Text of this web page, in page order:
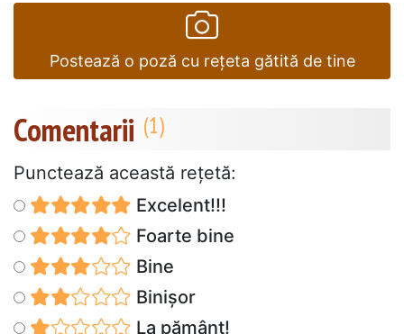
Postează o poză cu rețeta gătită de tine
Comentarii
Punctează această reţetă:
Excelent!!!
Foarte bine
Bine
Binișor
La pământ!